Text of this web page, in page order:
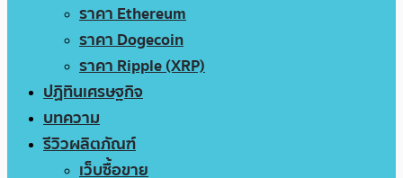
ราคา Ethereum
ราคา Dogecoin
ราคา Ripple (XRP)
ปฏิทินเศรษฐกิจ
บทความ
รีวิวผลิตภัณฑ์
เว็บซื้อขาย